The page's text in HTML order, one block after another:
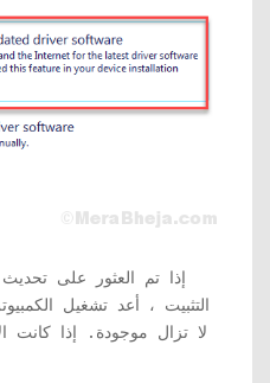
إذا تم العثور على
التثبيت ، أعد تشغيل